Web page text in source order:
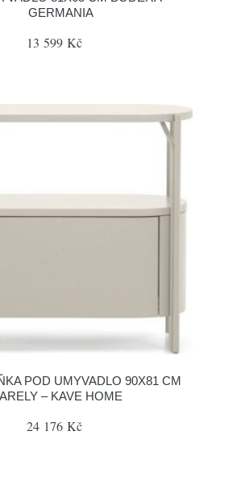
GERMANIA
13 599 Kč
POD UMYVADLO 90X81 CM
ARELY – KAVE HOME
24 176 Kč